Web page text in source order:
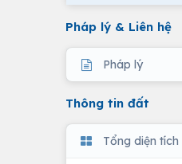
Pháp lý & Liên hệ
Pháp lý
Thông tin đất
Tổng diện tích